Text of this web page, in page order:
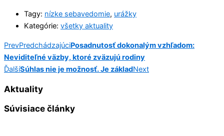
Tagy: nízke sebavedomie, urážky
Kategórie: všetky aktuality
PrevPredchádzajúciPosadnutosť dokonalým vzhľadom:
Neviditeľné väzby, ktoré zväzujú rodiny
ĎalšíSúhlas nie je možnosť. Je základNext
Aktuality
Súvisiace články